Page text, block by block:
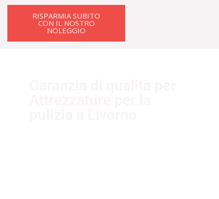
RISPARMIA SUBITO
CON IL NOSTRO
NOLEGGIO